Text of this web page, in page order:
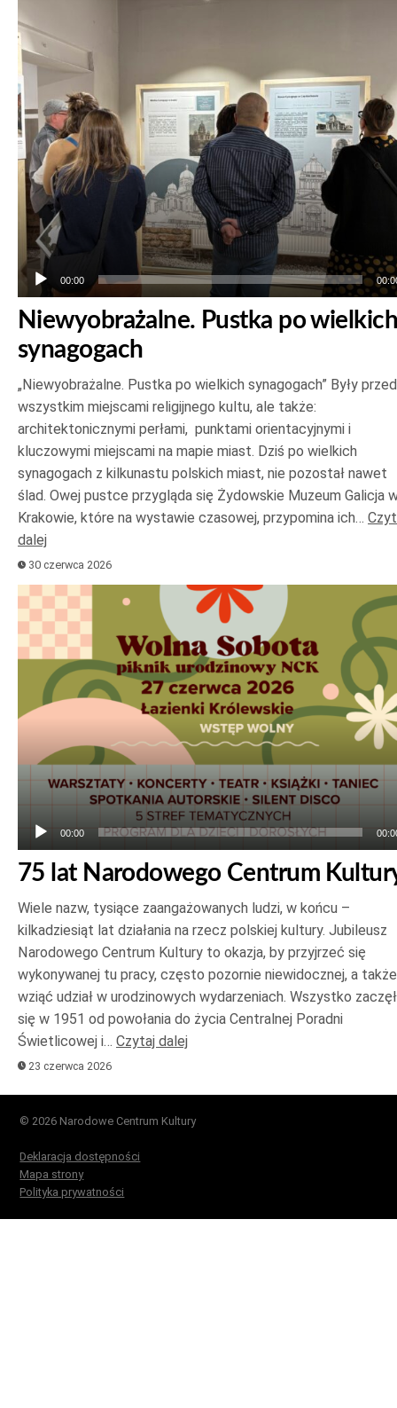
Odtwarzacz
plików
dźwiękowych
00:00
Niewyobrażalne. Pustka po wielkich
synagogach
„Niewyobrażalne. Pustka po wielkich synagogach” Były
wszystkim miejscami religijnego kultu, ale także:
architektonicznymi perłami, punktami orientacyjnymi i
kluczowymi miejscami na mapie miast. Dziś po wielkich
synagogach z kilkunastu polskich miast, nie pozostał nawet
ślad. Owej pustce przygląda się Żydowskie Muzeum Galicja
Krakowie, które na wystawie czasowej, przypomina ich…
dalej
30 czerwca 2026
Odtwarzacz
plików
dźwiękowych
00:00
75 lat Narodowego Centrum
Wiele nazw, tysiące zaangażowanych ludzi, w końcu –
kilkadziesiąt lat działania na rzecz polskiej kultury. Jubileusz
Narodowego Centrum Kultury to okazja, by przyjrzeć się
wykonywanej tu pracy, często pozornie niewidocznej, a także
wziąć udział w urodzinowych wydarzeniach. Wszystko
się w 1951 od powołania do życia Centralnej Poradni
Świetlicowej i… Czytaj dalej
23 czerwca 2026
© 2026 Narodowe Centrum Kultury
Deklaracja dostępności
Mapa strony
Polityka prywatności